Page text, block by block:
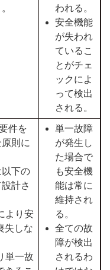
われる。
安全機能
が失われ
ているこ
とがチェ
ックによ
って検出
される。
件を
則に
下の
計さ
より安
失しな
単一故
単一故障
が発生し
た場合で
も安全機
能は常に
維持され
る。
全ての故
障が検出
されるわ